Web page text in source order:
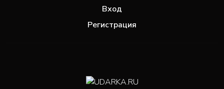
Вход
Регистрация